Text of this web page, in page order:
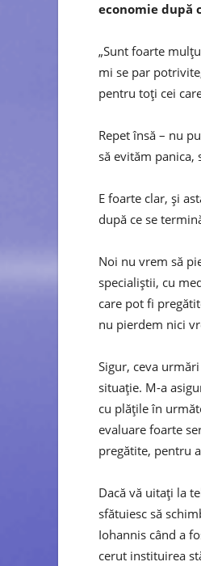
economie după
„Sunt foarte
mi se par
pentru toți cei
Repet însă – nu
să evităm panica,
E foarte clar, și
după ce se
Noi nu vrem să
specialiștii, cu
care pot fi
nu pierdem nici
Sigur, ceva
situație. M-a
cu plățile în
evaluare foarte
pregătite, pentru
Dacă vă uitați la
sfătuiesc să
Iohannis când a
cerut instituirea